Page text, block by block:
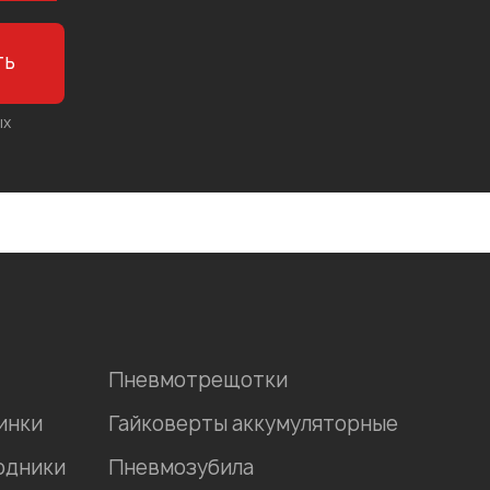
Пневмотрещотки
Гайковерты аккумуляторные
Пневмозубила